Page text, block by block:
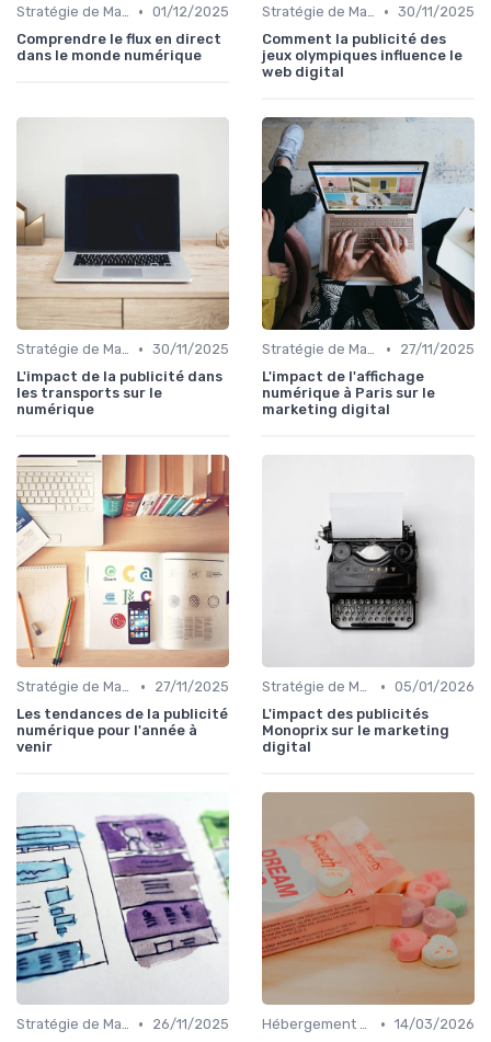
Stratégie de Marketing Digital • 01/12/2025
Comprendre le flux en direct
dans le monde numérique
Stratégie de Marketing Digital • 30/11/2025
Comment la publicité des
jeux olympiques influence le
web digital
Stratégie de Marketing Digital • 30/11/2025
L'impact de la publicité dans
les transports sur le
numérique
Stratégie de Marketing Digital •
27/11/2025
L'impact de l'affichage
numérique à Paris sur le
marketing digital
Stratégie de Marketing Digital •
27/11/2025
Les tendances de la publicité
numérique pour l'année à
venir
Stratégie de Marketing Digital • 05/01/2026
L'impact des publicités
Monoprix sur le marketing
digital
Stratégie de Marketing Digital •
26/11/2025
Hébergement et Maintenance Web • 14/03/2026